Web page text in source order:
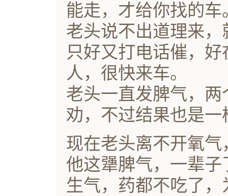
能走，才给你找的车
老头说不出道理来
只好又打电话催，
人，很快来车。
老头一直发脾气，
劝，不过结果也是一
现在老头离不开氧
他这犟脾气，一辈
生气，药都不吃了